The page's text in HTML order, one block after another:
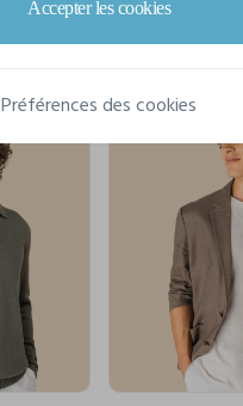
À partir de12,27 €
Accepter les cookies
Préférences des cookies